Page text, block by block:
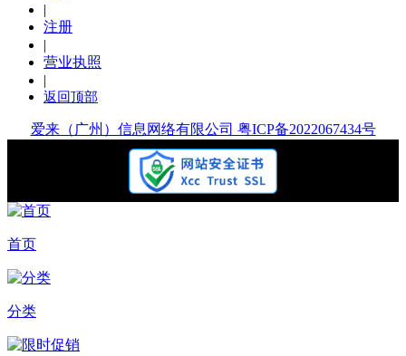
|
注册
|
营业执照
|
返回顶部
爱来（广州）信息网络有限公司 粤ICP备2022067434号
首页
分类